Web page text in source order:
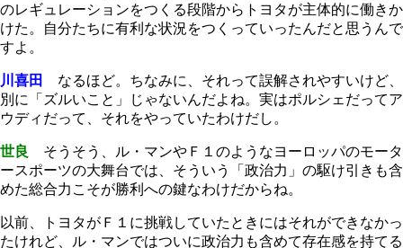
のレギュレーションをつくる段階からトヨタが主体的に働きか
けた。自分たちに有利な状況をつくっていったんだと思うんで
すよ。
川喜田
なるほど。ちなみに、それって誤解されやすいけど、
別に「ズルいこと」じゃないんだよね。実はポルシェだってア
ウディだって、それをやっていたわけだし。
世良
そうそう、ル・マンやＦ１のようなヨーロッパのモータ
ースポーツの大舞台では、そういう「政治力」の駆け引きも含
めた総合力こそが勝利への鍵なわけだからね。
以前、トヨタがＦ１に挑戦していたときにはそれができなかっ
たけれど、ル・マンではついに政治力も含めて存在感を持てる